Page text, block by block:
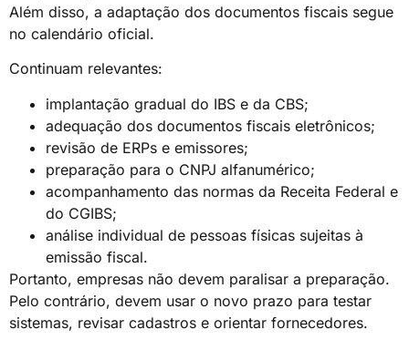
Além disso, a adaptação dos documentos fiscais segue
no calendário oficial.
Continuam relevantes:
implantação gradual do IBS e da CBS;
adequação dos documentos fiscais eletrônicos;
revisão de ERPs e emissores;
preparação para o CNPJ alfanumérico;
acompanhamento das normas da Receita Federal e
do CGIBS;
análise individual de pessoas físicas sujeitas à
emissão fiscal.
Portanto, empresas não devem paralisar a preparação.
Pelo contrário, devem usar o novo prazo para testar
sistemas, revisar cadastros e orientar fornecedores.